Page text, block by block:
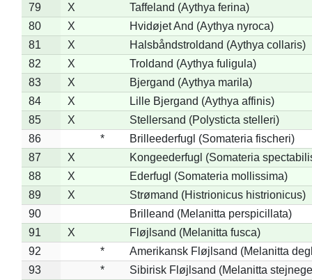
79
X
Taffeland (Aythya ferina)
80
X
Hvidøjet And (Aythya nyroca)
81
X
Halsbåndstroldand (Aythya collaris)
82
X
Troldand (Aythya fuligula)
83
X
Bjergand (Aythya marila)
84
X
Lille Bjergand (Aythya affinis)
85
X
Stellersand (Polysticta stelleri)
86
*
Brilleederfugl (Somateria fischeri)
87
X
Kongeederfugl (Somateria
88
X
Ederfugl (Somateria mollissima)
89
X
Strømand (Histrionicus histrionicus)
90
Brilleand (Melanitta perspicillata)
91
X
Fløjlsand (Melanitta fusca)
92
*
Amerikansk Fløjlsand (Melanitta
93
* Sibirisk Fløjlsand (Melanitta